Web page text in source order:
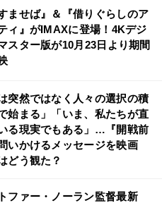
ませば』＆『借りぐらしのア
ィ』がIMAXに登場！4Kデジ
スター版が10月23日より期間
突然ではなく人々の選択の積
始まる」「いま、私たちが直
る現実でもある」…『開戦前
いかけるメッセージを映画
どう観た？
ファー・ノーラン監督最新